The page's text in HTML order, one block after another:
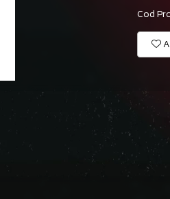
Cod